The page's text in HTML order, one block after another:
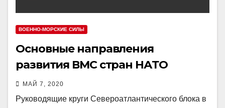
ВОЕННО-МОРСКИЕ СИЛЫ
Основные направления
развития ВМС стран НАТО
МАЙ 7, 2020
Руководящие круги Североатлантического блока в